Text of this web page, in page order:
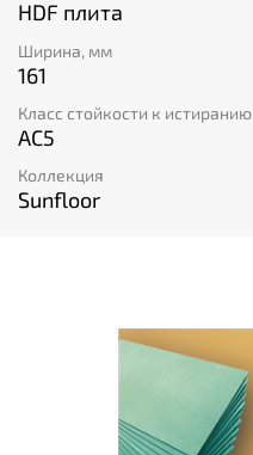
HDF плита
Ширина, мм
161
Класс стойкости к истиранию
AC5
Коллекция
Sunfloor